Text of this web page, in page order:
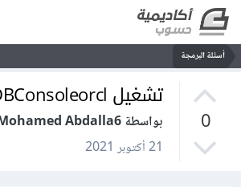
أسئلة البرمجة
0
تشغيل OracleDBConsoleorcl
بواسطة Mohamed Abdalla6
21 أكتوبر 2021